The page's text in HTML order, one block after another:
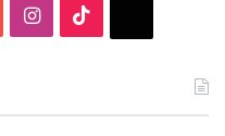
Instagram